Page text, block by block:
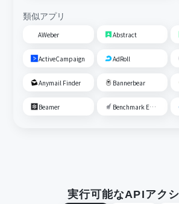
類似アプリ
AWeber Abstract
ActiveCampaign AdRoll
Anymail Finder Bannerbear
Beamer Benchmark Email
実行可能なAPIアク